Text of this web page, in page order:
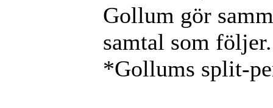
Gollum gör
samtal som följer.
*Gollums split-